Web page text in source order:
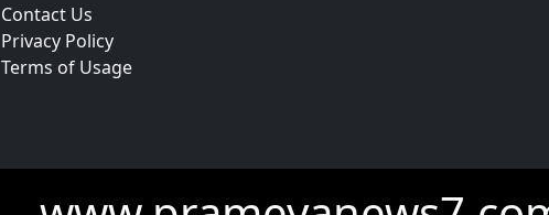
Contact Us
Privacy Policy
Terms of Usage